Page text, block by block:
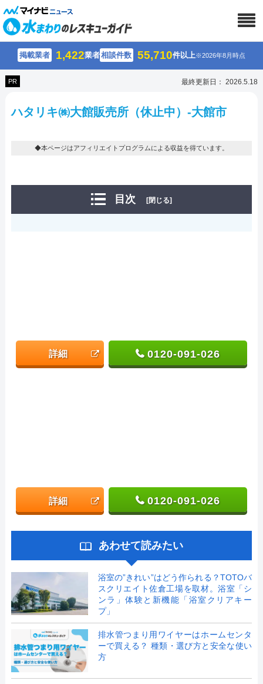
掲載業者 1,422業者相談件数 55,710件以上※2026年8月時点
PR 最終更新日： 2026.5.18
ハタリキ㈱大館販売所（休止中）-大館市
◆本ページはアフィリエイトプログラムによる収益を得ています。
目次 [閉じる]
詳細 0120-091-026
詳細 0120-091-026
あわせて読みたい
浴室の”きれい”はどう作られる？TOTOバ
スクリエイト佐倉工場を取材。浴室「シ
ンラ」体験と新機能「浴室クリアキー
プ」
排水管つまり用ワイヤーはホームセンタ
ーで買える？ 種類・選び方と安全な使い
方